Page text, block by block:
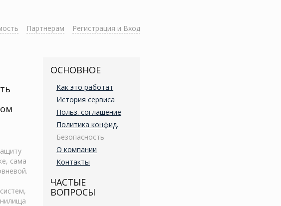
Партнерам Регистрация и Вход
ОСНОВНОЕ
Как это работат
История сервиса
Польз. соглашение
Политика конфид.
Безопасность
О компании
Контакты
ЧАСТЫЕ
ВОПРОСЫ
сама